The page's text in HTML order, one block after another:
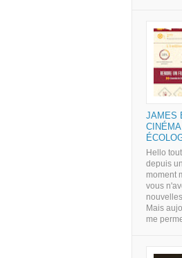
JAMES
Hello
depuis
moment
vous
Mais
me